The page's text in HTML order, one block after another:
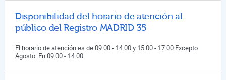
Disponibilidad del horario de atención al
público del Registro MADRID 35
El horario de atención es de 09:00 - 14:00 y 15:00 - 17:00 Excepto
Agosto. En 09:00 - 14:00